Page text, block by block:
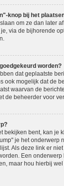
knop bij het
om ze dan later
via de bijhorende
worden?
dat geplaatste
ook mogelijk dat de
waarvan de
de beheerder voor
bekijken bent, kan je
je het onderwerp
Als deze link er
Een
maar hou hierbij